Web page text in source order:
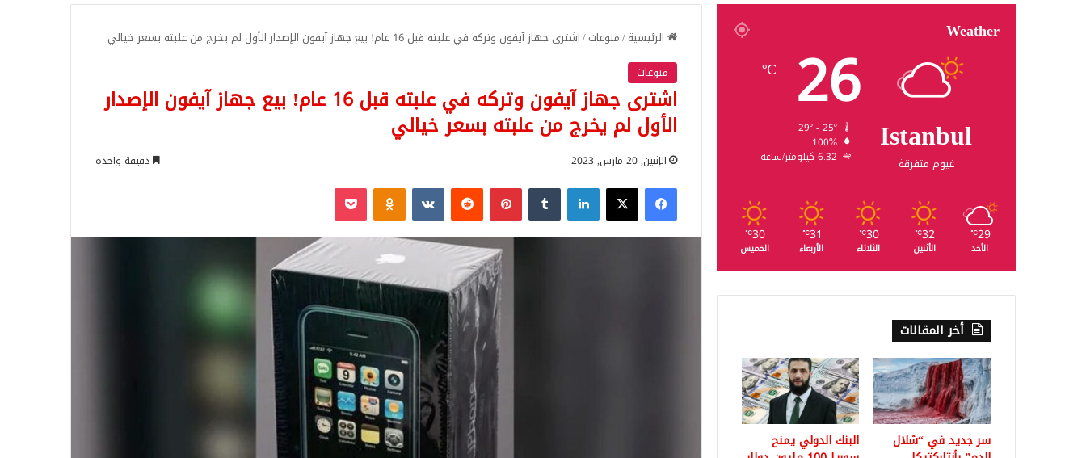
الرئيسية/منوعات/اشترى جهاز آيفون وتركه في علبته قبل 16 عام! بيع جهاز آيفون الإصدار الأول لم يخرج من علبته بسعر خيالي
منوعات
اشترى جهاز آيفون وتركه في علبته قبل 16 عام! بيع جهاز آيفون الإصدار
الأول لم يخرج من علبته بسعر خيالي
الإثنين, 20 مارس, 2023 دقيقة واحدة
فيسبوك‫X لينكدإن بينتيريست Odnoklassniki
‫Pocket
Weather
Istanbul
غيوم متفرقة
26
℃
100%
6.32 كيلومتر/ساعة
29
℃
الأحد
32
℃
الأثنين
30
℃
الثلاثاء
31
℃
الأربعاء
30
℃
الخميس
أخر المقالات
سر جديد في “شلال البنك الدولي يمنح